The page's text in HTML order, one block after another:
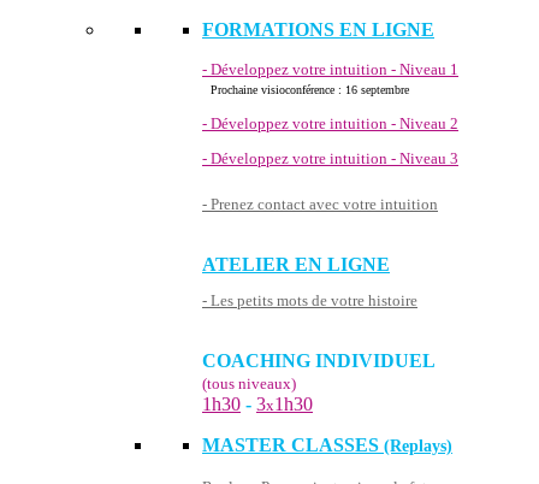
FORMATIONS EN LIGNE
- Développez votre intuition - Niveau 1
Prochaine visioconférence : 16 septembre
- Développez votre intuition - Niveau 2
- Développez votre intuition - Niveau 3
- Prenez contact avec votre intuition
ATELIER EN LIGNE
- Les petits mots de votre histoire
COACHING INDIVIDUEL
(tous niveaux)
1h30 - 3x1h30
MASTER CLASSES (Replays)